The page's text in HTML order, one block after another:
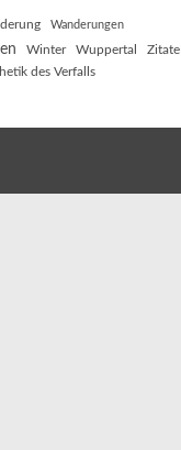
Wanderungen
Winter Wuppertal Zitate
des Verfalls